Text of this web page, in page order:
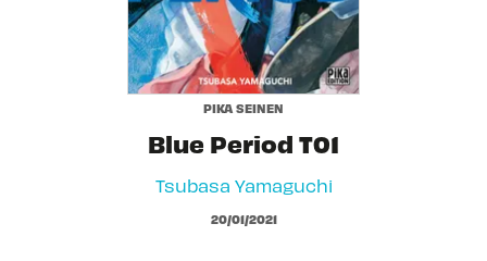
PIKA SEINEN
Blue Period T01
Tsubasa Yamaguchi
20/01/2021